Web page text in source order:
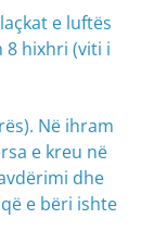
e luftës
8 hixhri (viti i
Në ihram
e kreu në
dhe
e bëri ishte